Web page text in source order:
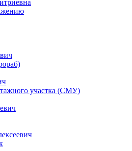
участка (СМУ)